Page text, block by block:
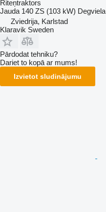
Riteņtraktors
Jauda 140 ZS (103 kW) Degviela
Zviedrija, Karlstad
Klaravik Sweden
Pārdodat tehniku?
Dariet to kopā ar mums!
Izvietot sludinājumu